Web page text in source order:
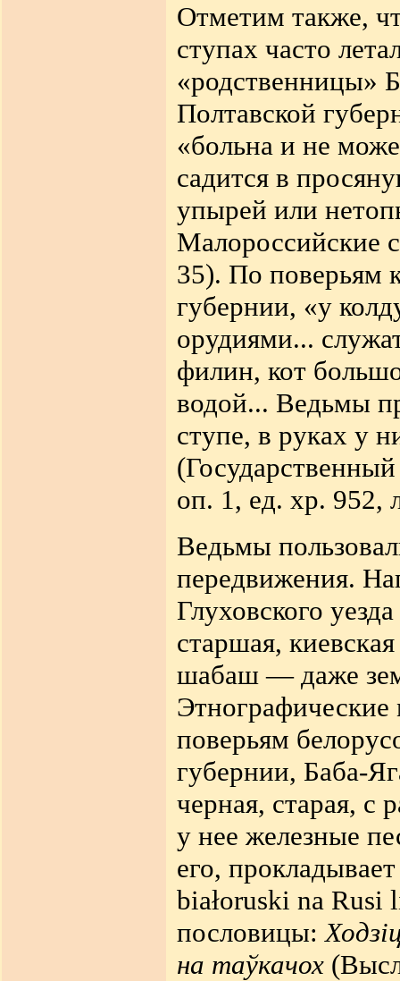
Отметим также,
ступах часто
«родственницы»
Полтавской
«больна и не
садится в
упырей или
Малороссийские
35). По поверьям
губернии, «у
орудиями...
филин, кот
водой... Ведьмы
ступе, в руках у
оп. 1, ед. хр.
Ведьмы
передвижения.
Глуховского
старшая,
шабаш — даже
поверьям
губернии, Баба-
черная, старая, с
у нее железные
его,
białoruski na
пословицы:
на таўкачох